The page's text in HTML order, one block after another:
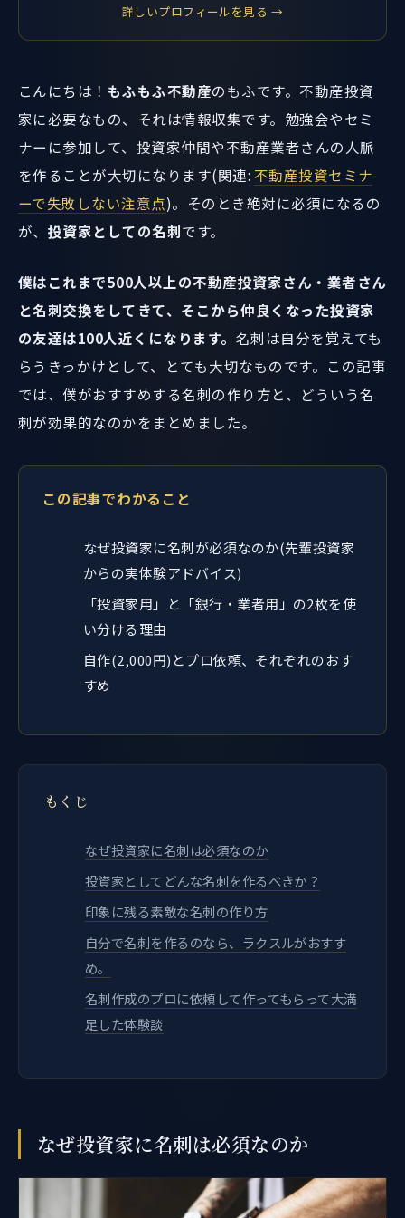
詳しいプロフィールを見る →
こんにちは！ もふもふ不動産のもふです。不動産投資
家に必要なもの、それは情報収集です。勉強会やセミ
ナーに参加して、投資家仲間や不動産業者さんの人脈
を作ることが大切になります(関連: 不動産投資セミナ
ーで失敗しない注意点)。そのとき絶対に必須になるの
が、 投資家としての名刺です。
僕はこれまで500人以上の不動産投資家さん・業者さん
と名刺交換をしてきて、そこから仲良くなった投資家
の友達は100人近くになります。 名刺は自分を覚えても
らうきっかけとして、とても大切なものです。この記事
では、僕がおすすめする名刺の作り方と、どういう名
刺が効果的なのかをまとめました。
この記事でわかること
なぜ投資家に名刺が必須なのか(先輩投資家
からの実体験アドバイス)
「投資家用」と「銀行・業者用」の2枚を使
い分ける理由
自作(2,000円)とプロ依頼、それぞれのおす
すめ
もくじ
なぜ投資家に名刺は必須なのか
投資家としてどんな名刺を作るべきか？
印象に残る素敵な名刺の作り方
自分で名刺を作るのなら、ラクスルがおすす
め。
名刺作成のプロに依頼して作ってもらって大満
足した体験談
なぜ投資家に名刺は必須なのか